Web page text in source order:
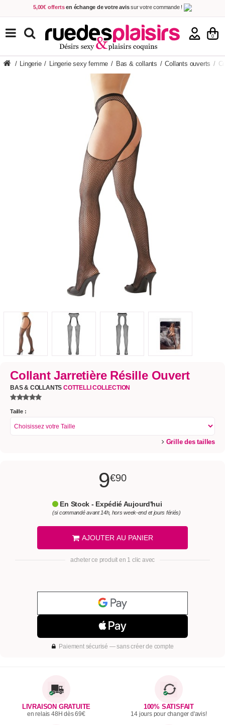
5,00€ offerts en échange de votre avissur votre commande !
Achetez aujourd'hui. Décidez quand payer !
Livraison en 48h
au prix de 2,90 € ! (Offerte dès 69,00€ d'achat)
0
TOUS NOS PRODUITS
/ Lingerie / Lingerie sexy femme / Bas & collants / Collants ouverts /
Collant Jarretière Résille Ouvert
BAS & COLLANTSCOTTELLI COLLECTION
Taille :
Grille des tailles
9€90
En Stock - Expédié Aujourd'hui
(si commandé avant 14h, hors week-end et jours fériés)
AJOUTER AU PANIER
acheter ce produit en 1 clic avec
Paiement sécurisé — sans créer de compte
LIVRAISON GRATUITE
en relais 48H dès 69€
100% SATISFAIT
14 jours pour changer d'avis!